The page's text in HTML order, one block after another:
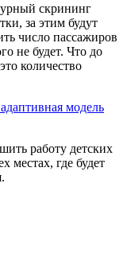
скрининг
за этим будут
число пассажиров
не будет. Что до
количество
модель
работу детских
местах, где будет